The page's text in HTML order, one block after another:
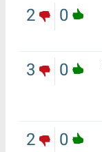
0
2
0
3
0
2